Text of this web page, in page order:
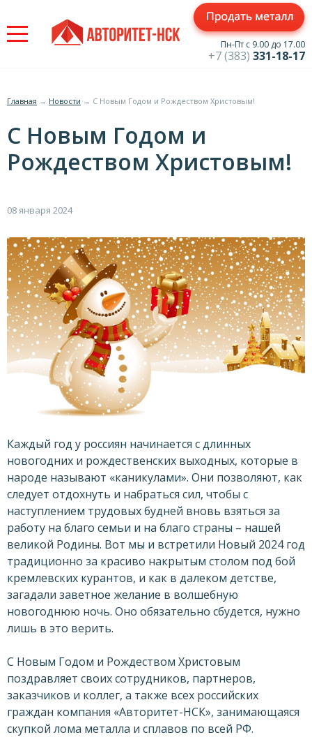
to
navigation
Пн-Пт с 9.00 до 17.00
+7 (383) 331-18-17
Вы
здесь
Главная → Новости → С Новым Годом и Рождеством Христовым!
С Новым Годом и
Рождеством Христовым!
Каждый год у россиян начинается с длинных
новогодних и рождественских выходных, которые в
народе называют «каникулами». Они позволяют, как
следует отдохнуть и набраться сил, чтобы с
наступлением трудовых будней вновь взяться за
работу на благо семьи и на благо страны – нашей
великой Родины. Вот мы и встретили Новый 2024 год
традиционно за красиво накрытым столом под бой
кремлевских курантов, и как в далеком детстве,
загадали заветное желание в волшебную
новогоднюю ночь. Оно обязательно сбудется, нужно
лишь в это верить.
С Новым Годом и Рождеством Христовым
поздравляет своих сотрудников, партнеров,
заказчиков и коллег, а также всех российских
граждан компания «Авторитет-НСК», занимающаяся
скупкой лома металла и сплавов по всей РФ.